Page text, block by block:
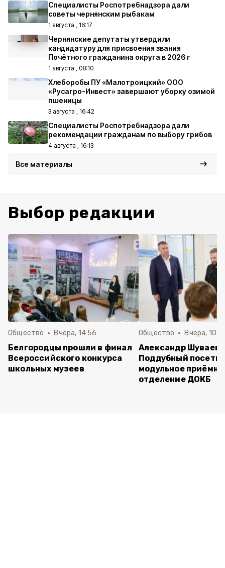
Специалисты Роспотребнадзора дали
советы чернянским рыбакам
1 августа , 16:17
Чернянские депутаты утвердили
кандидатуру для присвоения звания
Почётного гражданина округа в 2026 г
1 августа , 08:10
Хлеборобы ПУ «Малотроицкий» ООО
«Русагро-Инвест» завершают уборку озимой
пшеницы
3 августа , 16:42
Специалисты Роспотребнадзора дали
рекомендации гражданам по выбору грибов
4 августа , 16:13
Все материалы
Выбор редакции
Общество Вчера, 14:56
Белгородцы прошли в финал
Всероссийского конкурса
школьных музеев
Общество Вчера,
Александр Шуваев
Поддубный
модульное
отделение ДОКБ